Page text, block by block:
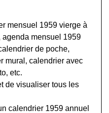
mensuel 1959 vierge à
agenda mensuel 1959
de poche,
mural, calendrier avec
etc.
de visualiser tous les
calendrier 1959 annuel